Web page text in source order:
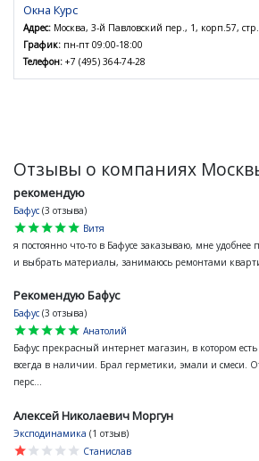
Окна Курс
Адрес: Москва, 3-й Павловский пер., 1, корп.57,
График: пн-пт 09:00-18:00
Телефон: +7 (495) 364-74-28
Отзывы о компаниях
рекомендую
Бафус (3 отзыва)
star
star
star
star
star
Витя
я постоянно что-то в Бафусе заказываю, мне удобнее
и выбрать материалы, занимаюсь ремонтами
Рекомендую Бафус
Бафус (3 отзыва)
star
star
star
star
star
Анатолий
Бафус прекрасный интернет магазин, в котором
всегда в наличии. Брал герметики, эмали и смеси.
перс...
Алексей Николаевич Моргун
Эксподинамика (1 отзыв)
star
star
star
star
star
Станислав